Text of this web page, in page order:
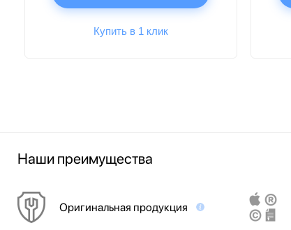
Купить в 1 клик
Наши преимущества
Оригинальная продукция